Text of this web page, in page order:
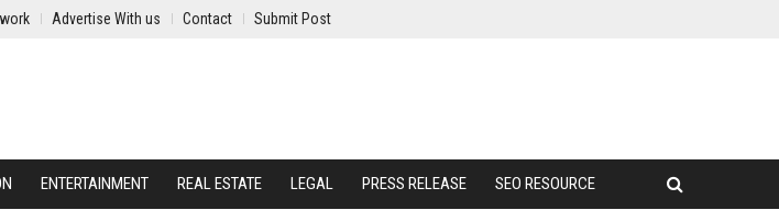
Advertise With us Contact Submit Post
ENTERTAINMENT REAL ESTATE LEGAL PRESS RELEASE SEO RESOURCE